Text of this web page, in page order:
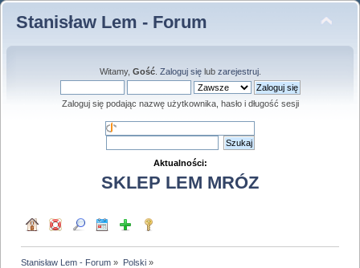
Stanisław Lem - Forum
Witamy, Gość. Zaloguj sięlub zarejestruj.
Zaloguj się podając nazwę użytkownika, hasło i długość sesji
Aktualności:
SKLEP LEM MRÓZ
Stanisław Lem - Forum » Polski»